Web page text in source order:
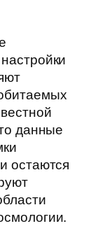
данные
остаются